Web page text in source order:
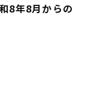
8年8月からの